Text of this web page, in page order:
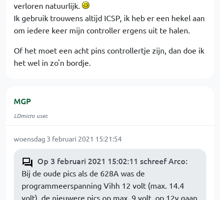
verloren natuurlijk.
Ik gebruik trouwens altijd ICSP, ik heb er een hekel aan
om iedere keer mijn controller ergens uit te halen.
Of het moet een acht pins controllertje zijn, dan doe ik
het wel in zo'n bordje.
MGP
LDmicro user.
woensdag 3 februari 2021 15:21:54
Op 3 februari 2021 15:02:11 schreef Arco:
Bij de oude pics als de 628A was de
programmeerspanning Vihh 12 volt (max. 14.4
volt), de nieuwere pics op max. 9 volt, op 12v gaan